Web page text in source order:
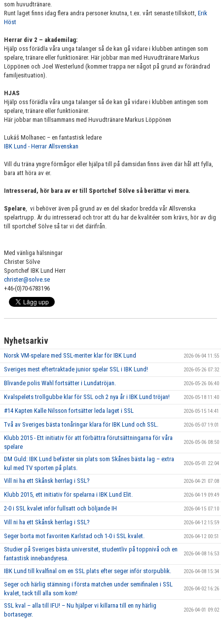
som huvudtränare.
Runt laget finns idag flera andra personer knutna, t.ex. vårt senaste tillskott, Erik
Höst
Herrar div 2 – akademilag:
Hjälp oss förädla våra unga talanger så de kan gå vidare i klubben antingen som
spelare, tränare eller funktionärer. Här jobbar man med Huvudtränare Markus
Löppönen och Joel Westerlund (kommer trappa ner något på grund av förändrad
familjesituation).
HJAS
Hjälp oss förädla våra unga talanger så de kan gå vidare i klubben antingen som
spelare, tränare eller funktionärer.
Här jobbar man tillsammans med Huvudtränare Markus Löppönen
Lukáš Molhanec – en fantastisk ledare
IBK Lund - Herrar Allsvenskan
Vill du träna yngre förmågor eller hjälpa till på damsidan finns även där hål att fylla,
bara att höra av er.
Intresserad, hör bara av er till Sportchef Sölve så berättar vi mera.
Spelare, vi behöver även på grund av en del skador bredda vår Allsvenska
spelartrupp. Är du intresserad och tror att du har de kvalitéer som krävs, hör av dig
till sportchef Sölve så tar vi det därifrån.
Med vänliga hälsningar
Christer Sölve
Sportchef IBK Lund Herr
christer@solve.se
+46-(0)70-6783196
Nyhetsarkiv
Norsk VM-spelare med SSL-meriter klar för IBK Lund 2026-06-04 11:55
Sveriges mest eftertraktade junior spelar SSL i IBK Lund! 2026-05-26 07:32
Blivande polis Wahl fortsätter i Lundatröjan. 2026-05-26 06:40
Kvalspelets trollgubbe klar för SSL och 2 nya år i IBK Lund tröjan! 2026-05-18 11:40
#14 Kapten Kalle Nilsson fortsätter leda laget i SSL 2026-05-15 14:41
Två av Sveriges bästa tonåringar klara för IBK Lund och SSL. 2026-05-07 19:01
Klubb 2015 - Ett initiativ för att förbättra förutsättningarna för våra
spelare
2026-05-06 08:50
DM Guld: IBK Lund befäster sin plats som Skånes bästa lag – extra
kul med TV sporten på plats.
2026-05-01 22:04
Vill ni ha ett Skånsk herrlag i SSL? 2026-04-21 07:08
Klubb 2015, ett initiativ för spelarna i IBK Lund Elit. 2026-04-19 09:49
2-0 i SSL kvalet inför fullsatt och böljande IH 2026-04-15 07:10
Vill ni ha ett Skånsk herrlag i SSL? 2026-04-12 15:59
Seger borta mot favoriten Karlstad och 1-0 i SSL kvalet. 2026-04-12 00:51
Studier på Sveriges bästa universitet, studentliv på toppnivå och en
fantastisk innebandyresa.
2026-04-08 16:53
IBK Lund till kvalfinal om en SSL plats efter seger inför storpublik. 2026-04-08 15:34
Seger och härlig stämning i första matchen under semifinalen i SSL
kvalet, tack till alla som kom!
2026-04-02 16:26
SSL kval – alla till IFU! – Nu hjälper vi killarna till en ny härlig
bortaseger.
2026-04-01 09:02